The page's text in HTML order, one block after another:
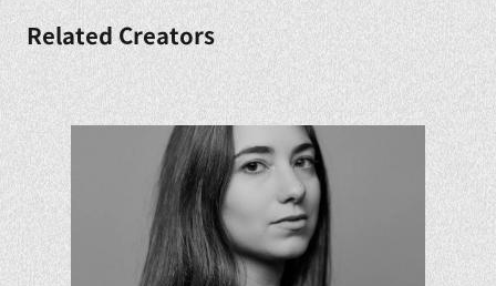
Related Creators